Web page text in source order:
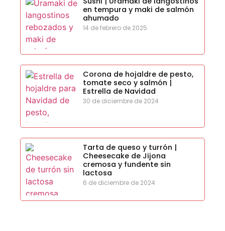
en tempura y maki de salmón
ahumado
14 de febrero de 2025
Corona de hojaldre de pesto,
tomate seco y salmón |
Estrella de Navidad
30 de diciembre de 2024
Tarta de queso y turrón |
Cheesecake de Jijona
cremosa y fundente sin
lactosa
6 de diciembre de 2024